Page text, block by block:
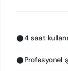
4 saat
Profesyonel